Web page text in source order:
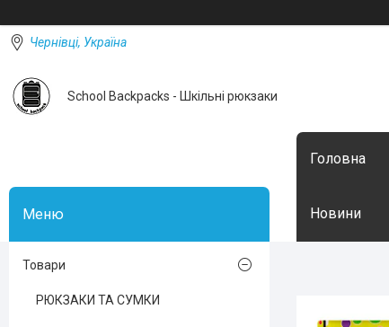
Чернівці, Україна
School Backpacks - Шкільні рюкзаки
Головна
Новини
Товари
РЮКЗАКИ ТА СУМКИ